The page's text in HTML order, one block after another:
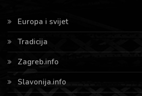
Europa i svijet
Tradicija
Zagreb.info
Slavonija.info